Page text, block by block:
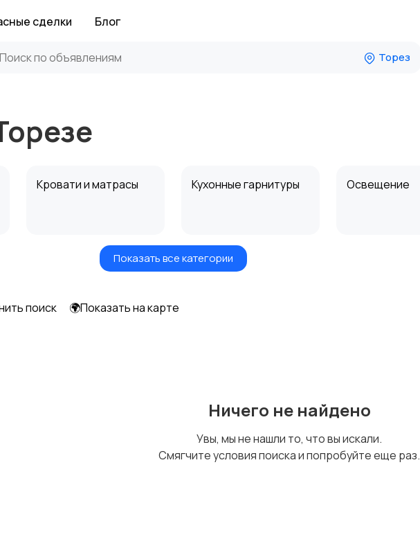
сделки Блог
Торез
Кровати и матрасы Кухонные гарнитуры Освещение
Растения и семена
Показать все категории
поиск 🌍Показать на карте
Ничего не найдено
Увы, мы не нашли то, что вы искали.
Смягчите условия поиска и попробуйте еще раз.